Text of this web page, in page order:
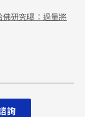
研究曝：過量將
詢